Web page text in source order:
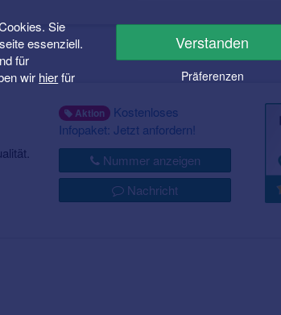
Aktion Kostenloses
Infopaket: Jetzt anfordern!
Nummer anzeigen
Nachricht
Sie
essenziell.
für
wir hierfür
Verstanden
Präferenzen